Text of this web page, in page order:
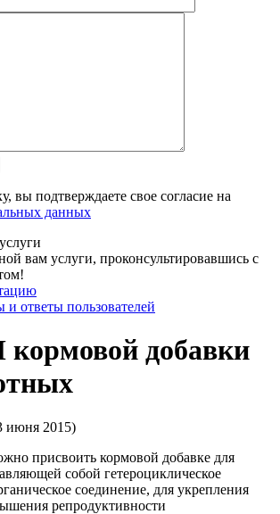
вы подтверждаете свое согласие на
данных
вам услуги, проконсультировавшись с
и ответы пользователей
добавки
июня 2015)
присвоить кормовой добавке для
собой гетероциклическое
соединение, для укрепления
репродуктивности